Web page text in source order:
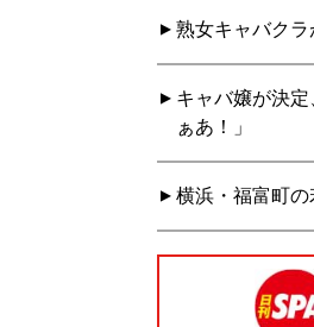
熟女キャバク
キャバ嬢が決
ぁあ！」
横浜・福富町の